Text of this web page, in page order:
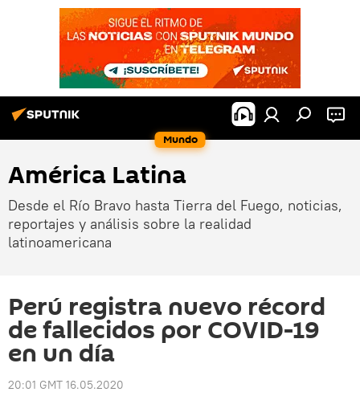
Mundo
América Latina
Desde el Río Bravo hasta Tierra del Fuego, noticias,
reportajes y análisis sobre la realidad
latinoamericana
Perú registra nuevo récord
de fallecidos por COVID-19
en un día
20:01 GMT 16.05.2020